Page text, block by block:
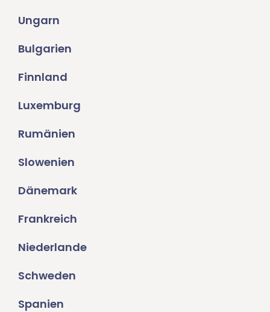
Ungarn
Bulgarien
Finnland
Luxemburg
Rumänien
Slowenien
Dänemark
Frankreich
Niederlande
Schweden
Spanien